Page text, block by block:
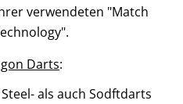
verwendeten "Match
Darts:
als auch Sodftdarts